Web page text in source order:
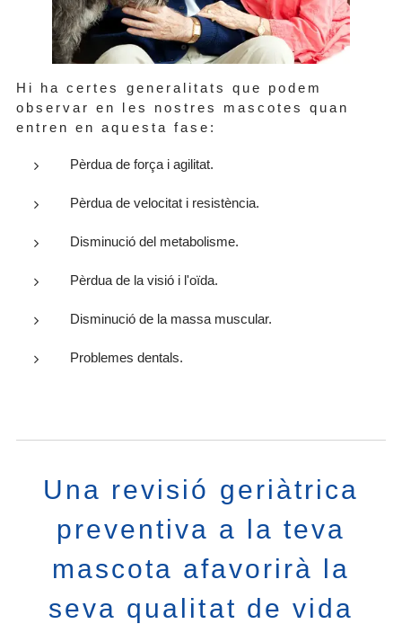
Hi ha certes generalitats que podem
observar en les nostres mascotes quan
entren en aquesta fase:
Pèrdua de força i agilitat.
Pèrdua de velocitat i resistència.
Disminució del metabolisme.
Pèrdua de la visió i l'oïda.
Disminució de la massa muscular.
Problemes dentals.
Una revisió geriàtrica
preventiva a la teva
mascota afavorirà la
seva qualitat de vida